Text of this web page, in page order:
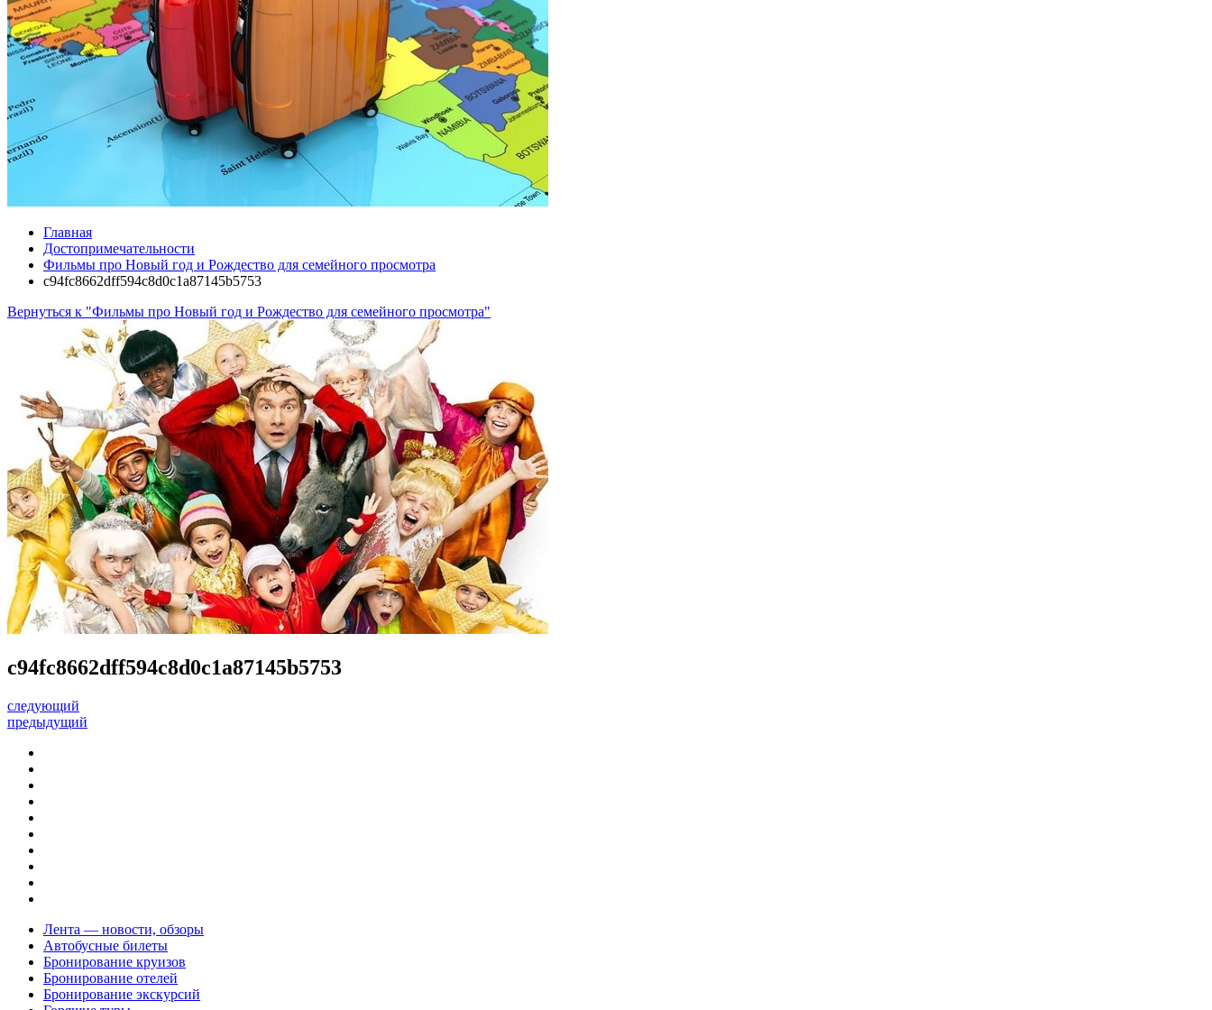
Главная
Достопримечательности
Фильмы про Новый год и Рождество для семейного просмотра
c94fc8662dff594c8d0c1a87145b5753
Вернуться к "Фильмы про Новый год и Рождество для семейного просмотра"
c94fc8662dff594c8d0c1a87145b5753
следующий
предыдущий
Лента — новости, обзоры
Автобусные билеты
Бронирование круизов
Бронирование отелей
Бронирование экскурсий